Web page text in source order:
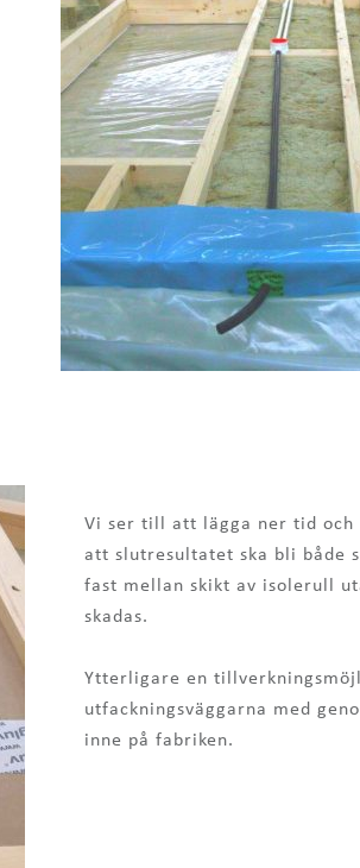
Vi ser till att lägga ner tid och
att slutresultatet ska bli både
fast mellan skikt av isolerull
skadas.
Ytterligare en
utfackningsväggarna med
inne på fabriken.